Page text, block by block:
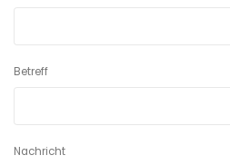
Betreff
Nachricht